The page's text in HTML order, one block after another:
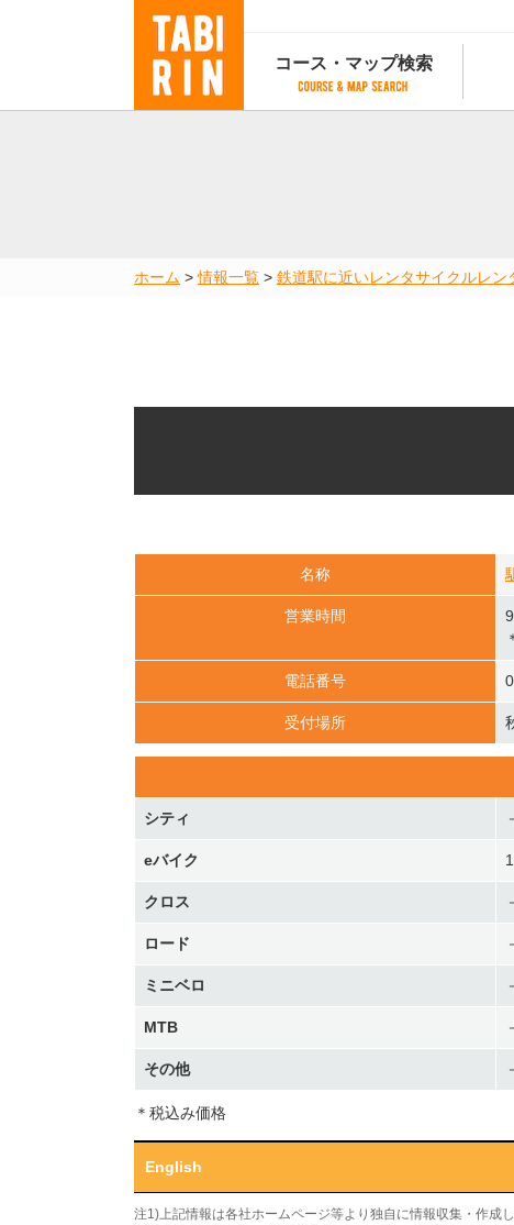
コース・マップ検索
地図から検索
都道府
都道府
ホーム >情報一覧 > 鉄道駅に近いレンタサイクルレン
名称
営業時間
電話番号
受付場所
シティ
eバイク
クロス
ロード
ミニベロ
MTB
その他
＊税込み価格
English
注1)上記情報は各社ホームページ等より独自に情報収集・作成